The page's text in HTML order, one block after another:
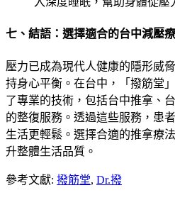
七、結語：選擇適合的台中減壓
壓力已成為現代人健康的隱形威
持身心平衡。在台中，「撥筋堂
了專業的技術，包括台中推拿、
的整復服務。透過這些服務，患
生活更輕鬆。選擇合適的推拿療
升整體生活品質。
參考文獻: 撥筋堂, Dr.撥